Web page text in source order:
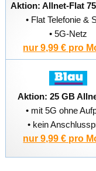
Aktion: Allnet-Flat
• Flat Telefonie &
• 5G-Netz
nur 9,99 € pro
Aktion: 25 GB
• mit 5G ohne
• kein
nur 9,99 € pro